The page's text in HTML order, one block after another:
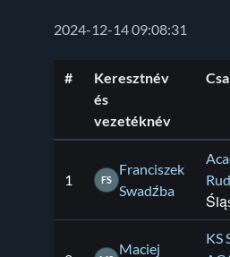
2024-12-14 09:08:31
#
Keresztnév
és
vezetéknév
1 FS
Franciszek
Swadźba
Maciej
KS